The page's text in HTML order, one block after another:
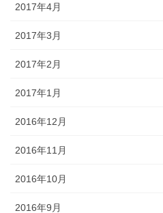
2017年4月
2017年3月
2017年2月
2017年1月
2016年12月
2016年11月
2016年10月
2016年9月